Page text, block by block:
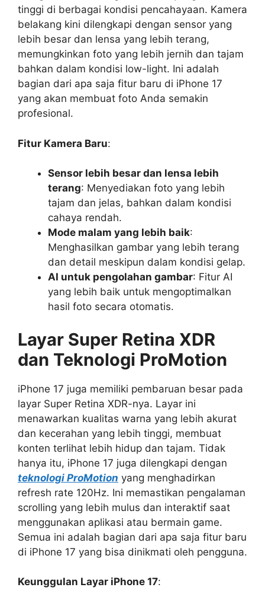
tinggi di berbagai kondisi pencahayaan. Kamera
belakang kini dilengkapi dengan sensor yang
lebih besar dan lensa yang lebih terang,
memungkinkan foto yang lebih jernih dan tajam
bahkan dalam kondisi low-light. Ini adalah
bagian dari apa saja fitur baru di iPhone 17
yang akan membuat foto Anda semakin
profesional.
Fitur Kamera Baru:
Sensor lebih besar dan lensa lebih
terang: Menyediakan foto yang lebih
tajam dan jelas, bahkan dalam kondisi
cahaya rendah.
Mode malam yang lebih baik:
Menghasilkan gambar yang lebih terang
dan detail meskipun dalam kondisi gelap.
AI untuk pengolahan gambar: Fitur AI
yang lebih baik untuk mengoptimalkan
hasil foto secara otomatis.
Layar Super Retina XDR
dan Teknologi ProMotion
iPhone 17 juga memiliki pembaruan besar pada
layar Super Retina XDR-nya. Layar ini
menawarkan kualitas warna yang lebih akurat
dan kecerahan yang lebih tinggi, membuat
konten terlihat lebih hidup dan tajam. Tidak
hanya itu, iPhone 17 juga dilengkapi dengan
teknologi ProMotion yang menghadirkan
refresh rate 120Hz. Ini memastikan pengalaman
scrolling yang lebih mulus dan interaktif saat
menggunakan aplikasi atau bermain game.
Semua ini adalah bagian dari apa saja fitur baru
di iPhone 17 yang bisa dinikmati oleh pengguna.
Keunggulan Layar iPhone 17: